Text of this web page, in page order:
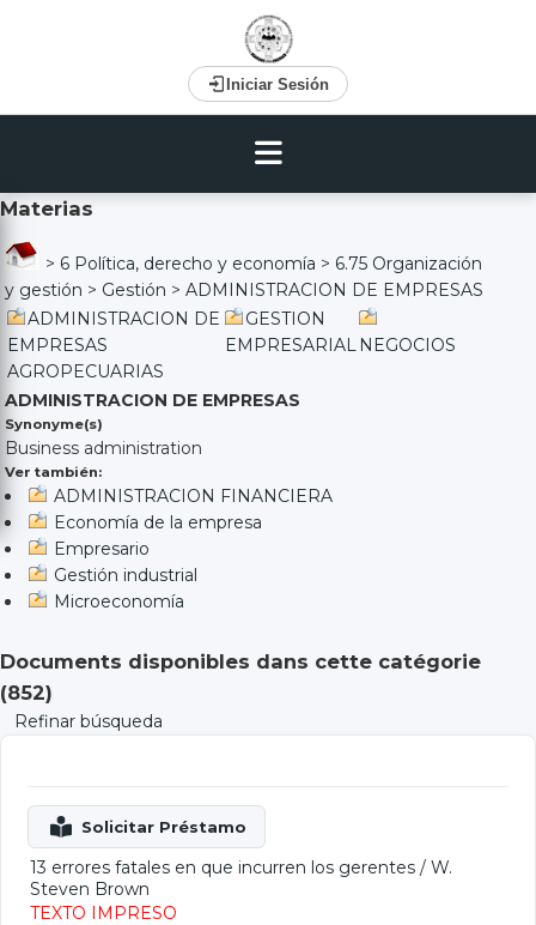
Iniciar Sesión
Materias
> 6 Política, derecho y economía > 6.75 Organización
y gestión > Gestión > ADMINISTRACION DE EMPRESAS
ADMINISTRACION DE
EMPRESAS
AGROPECUARIAS
GESTION
EMPRESARIAL NEGOCIOS
ADMINISTRACION DE EMPRESAS
Synonyme(s)
Business administration
Ver también:
ADMINISTRACION FINANCIERA
Economía de la empresa
Empresario
Gestión industrial
Microeconomía
Documents disponibles dans cette catégorie
(852)
Refinar búsqueda
13 errores fatales en que incurren los gerentes / W.
Steven Brown
TEXTO IMPRESO